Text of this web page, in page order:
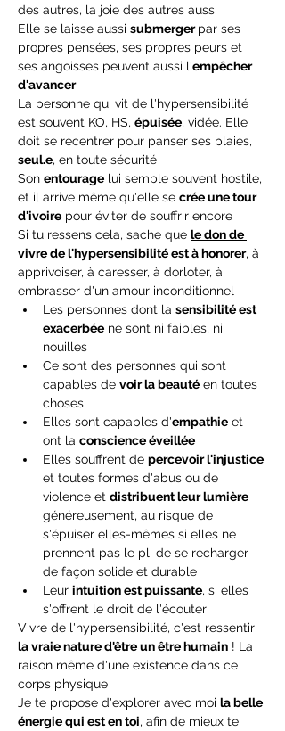
des autres, la joie des autres aussi
Elle se laisse aussi submerger par ses
propres pensées, ses propres peurs et
ses angoisses peuvent aussi l'empêcher
d'avancer
La personne qui vit de l'hypersensibilité
est souvent KO, HS, épuisée, vidée. Elle
doit se recentrer pour panser ses plaies,
seul.e, en toute sécurité
Son entourage lui semble souvent hostile,
et il arrive même qu'elle se crée une tour
d'ivoire pour éviter de souffrir encore
Si tu ressens cela, sache que le don de
vivre de l'hypersensibilité est à honorer, à
apprivoiser, à caresser, à dorloter, à
embrasser d'un amour inconditionnel
Les personnes dont la sensibilité est
exacerbée ne sont ni faibles, ni
nouilles
Ce sont des personnes qui sont
capables de voir la beauté en toutes
choses
Elles sont capables d'empathie et
ont la conscience éveillée
Elles souffrent de percevoir l'injustice
et toutes formes d'abus ou de
violence et distribuent leur lumière
généreusement, au risque de
s'épuiser elles-mêmes si elles ne
prennent pas le pli de se recharger
de façon solide et durable
Leur intuition est puissante, si elles
s'offrent le droit de l'écouter
Vivre de l'hypersensibilité, c'est ressentir
la vraie nature d'être un être humain ! La
raison même d'une existence dans ce
corps physique
Je te propose d'explorer avec moi la belle
énergie qui est en toi, afin de mieux te